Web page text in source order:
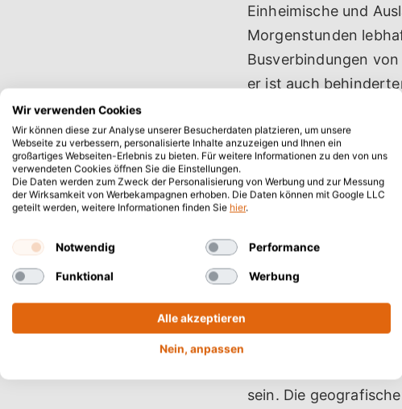
Einheimische und
Morgenstunden
Busverbindungen
er ist auch
bekannt, mit
Beliebtheit als
Unterkünften und
begehrtesten
Wo befindet sich der
Der Platanias Strand
Chania, im Gebiet
können ihn
folgen. Sobald
Kreuzung, an der
sollten. Nach etwa 1
sein. Die
Wir verwenden Cookies
Wir können diese zur Analyse unserer Besucherdaten platzieren, um unsere
Webseite zu verbessern, personalisierte Inhalte anzuzeigen und Ihnen ein
großartiges Webseiten-Erlebnis zu bieten. Für weitere Informationen zu den von uns
verwendeten Cookies öffnen Sie die Einstellungen.
Die Daten werden zum Zweck der Personalisierung von Werbung und zur Messung
der Wirksamkeit von Werbekampagnen erhoben. Die Daten können mit Google LLC
geteilt werden, weitere Informationen finden Sie hier.
Notwendig Performance
Funktional Werbung
Alle akzeptieren
Nein, anpassen